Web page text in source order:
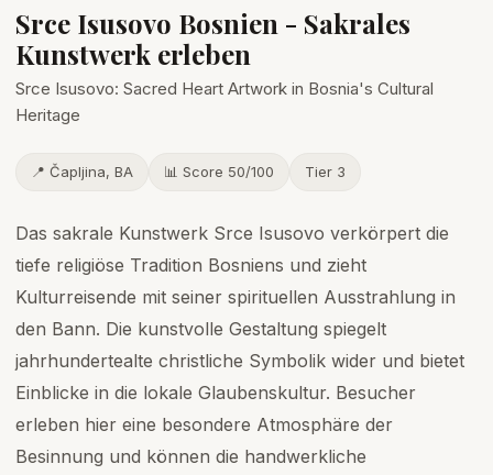
Srce Isusovo Bosnien - Sakrales
Kunstwerk erleben
Srce Isusovo: Sacred Heart Artwork in Bosnia's Cultural
Heritage
📍 Čapljina, BA 📊 Score 50/100 Tier 3
Das sakrale Kunstwerk Srce Isusovo verkörpert die
tiefe religiöse Tradition Bosniens und zieht
Kulturreisende mit seiner spirituellen Ausstrahlung in
den Bann. Die kunstvolle Gestaltung spiegelt
jahrhundertealte christliche Symbolik wider und bietet
Einblicke in die lokale Glaubenskultur. Besucher
erleben hier eine besondere Atmosphäre der
Besinnung und können die handwerkliche